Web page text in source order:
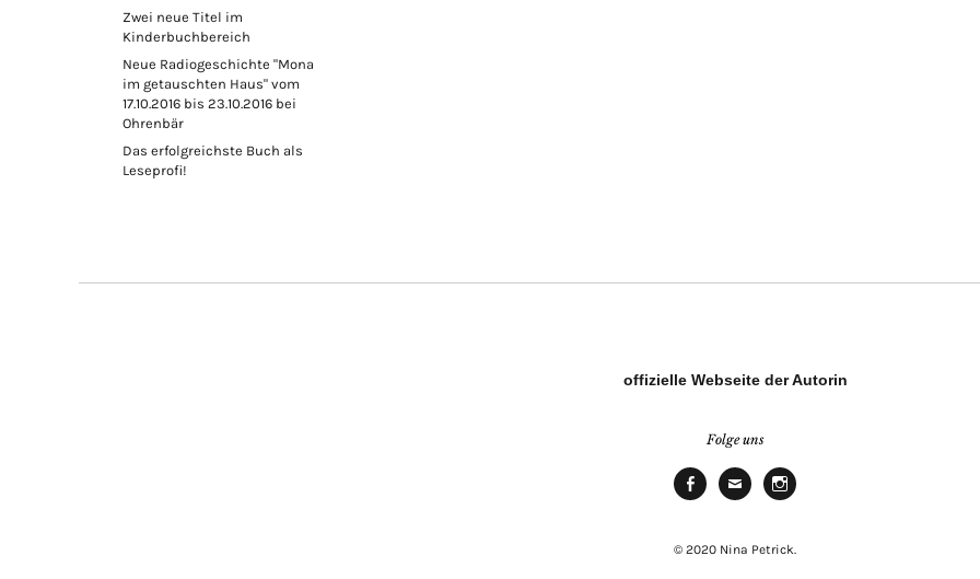
Zwei neue Titel im
Kinderbuchbereich
Neue Radiogeschichte "Mona
im getauschten Haus" vom
17.10.2016 bis 23.10.2016 bei
Ohrenbär
Das erfolgreichste Buch als
Leseprofi!
offizielle Webseite der Autorin
Folge uns
© 2020 Nina Petrick